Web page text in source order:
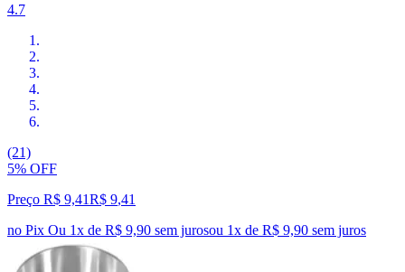
4.7
(21)
5% OFF
Preço R$ 9,41R$ 9,41
no Pix Ou 1x de R$ 9,90 sem jurosou 1x de R$ 9,90 sem juros